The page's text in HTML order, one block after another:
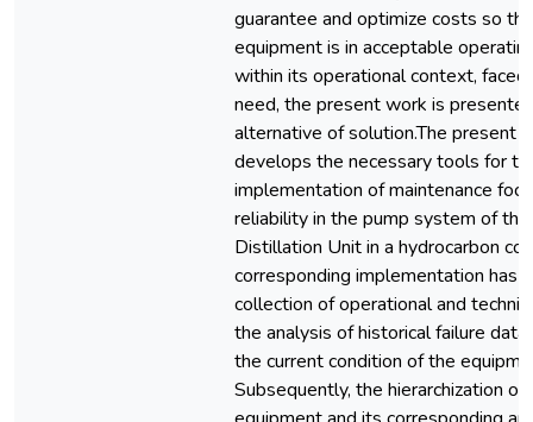
guarantee and optimize costs so
equipment is in acceptable
within its operational context,
need, the present work is
alternative of solution.The present
develops the necessary tools for
implementation of maintenance
reliability in the pump system of
Distillation Unit in a hydrocarbon
corresponding implementation has
collection of operational and
the analysis of historical failure
the current condition of the
Subsequently, the hierarchization of